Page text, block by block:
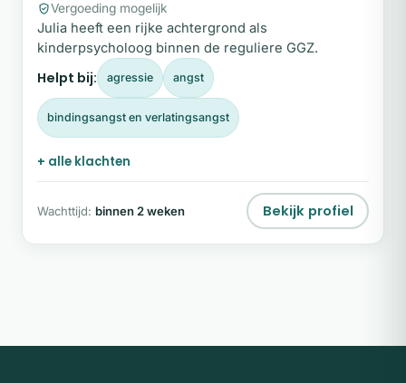
Vergoeding mogelijk
Julia heeft een rijke achtergrond als
kinderpsycholoog binnen de reguliere GGZ.
Helpt bij: agressie angst
bindingsangst en verlatingsangst
+ alle klachten
Wachttijd: binnen 2 weken Bekijk profiel